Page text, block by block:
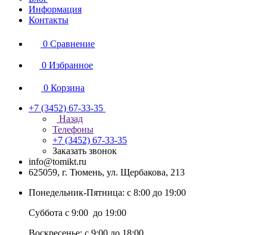
Информация
Контакты
0 Сравнение
0 Избранное
0 Корзина
+7 (3452) 67-33-35
Назад
Телефоны
+7 (3452) 67-33-35
Заказать звонок
info@tomikt.ru
625059, г. Тюмень, ул. Щербакова, 213
Понедельник-Пятница: с 8:00 до 19:00
Суббота с 9:00 до 19:00
Воскресенье: с 9:00 до 18:00